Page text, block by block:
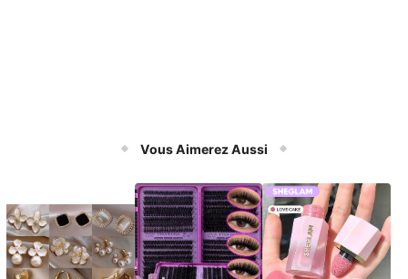
Vous Aimerez Aussi